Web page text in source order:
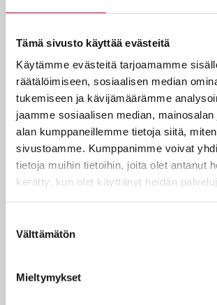
Tämä sivusto käyttää evästeitä
Käytämme evästeitä tarjoamamme
räätälöimiseen, sosiaalisen median
tukemiseen ja kävijämäärämme
jaamme sosiaalisen median,
alan kumppaneillemme tietoja siitä,
sivustoamme. Kumppanimme voivat
tietoja muihin tietoihin, joita olet antanut
kerätty, kun olet käyttänyt heidän
valinta
Välttämätön
Mieltymykset
”Jos Jumala ei olisi puuttunut
elämääni, tuskin olisin
sanoo porilainen Jari
vei häntä 12 vuotta.
Jari Savikko syntyi uskovien
perheeseen Ruotsin
nämä olivat muuttaneet työn
kun poika oli 7-vuotias. Savikko
piitannut vanhempiensa
hengelliset asiat ärsyttivät.
pyhäkouluun olivat pakkopullaa,